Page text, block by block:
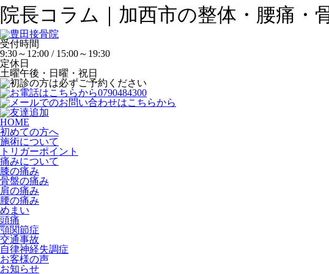
院長コラム｜加西市の整体・腰痛・
受付時間
9:30～12:00 / 15:00～19:30
定休日
土曜午後・日曜・祝日
HOME
初めての方へ
施術について
トリガーポイント
痛みについて
膝の痛み
骨盤の痛み
肩の痛み
腰の痛み
めまい
頭痛
顎関節症
交通事故
自律神経失調症
お客様の声
お知らせ